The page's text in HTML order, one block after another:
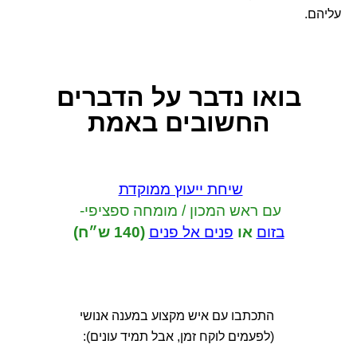
עליהם.
בואו נדבר על הדברים
החשובים באמת
שיחת ייעוץ ממוקדת
עם ראש המכון / מומחה ספציפי-
בזום או פנים אל פנים (140 ש״ח)
התכתבו עם איש מקצוע במענה אנושי
(לפעמים לוקח זמן, אבל תמיד עונים):